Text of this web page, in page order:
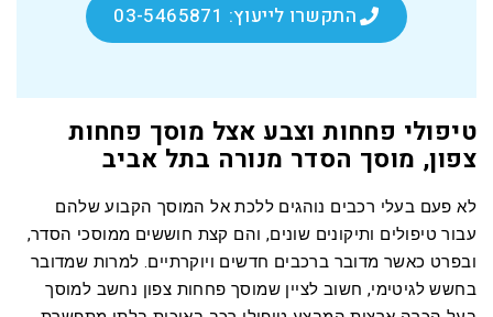
התקשרו לייעוץ: 03-5465871
טיפולי פחחות וצבע אצל מוסך פחחות
צפון, מוסך הסדר מנורה בתל אביב
לא פעם בעלי רכבים נוהגים ללכת אל המוסך הקבוע שלהם
עבור טיפולים ותיקונים שונים, והם קצת חוששים ממוסכי הסדר,
ובפרט כאשר מדובר ברכבים חדשים ויוקרתיים. למרות שמדובר
בחשש לגיטימי, חשוב לציין שמוסך פחחות צפון נחשב למוסך